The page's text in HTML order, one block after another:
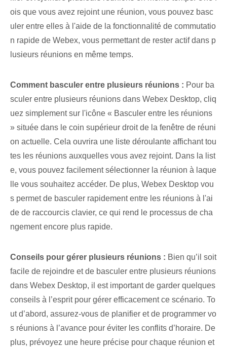
ois que vous avez rejoint une réunion, vous pouvez basc
uler entre elles à l'aide de la fonctionnalité de commutatio
n rapide de Webex, vous permettant de rester actif dans p
lusieurs réunions en même temps.
Comment basculer entre plusieurs réunions : Pour ba
sculer entre plusieurs réunions dans Webex Desktop, cliq
uez simplement sur l'icône « Basculer entre les réunions
» située dans le coin supérieur droit de la fenêtre de réuni
on actuelle. Cela ouvrira une liste déroulante affichant tou
tes les réunions auxquelles vous avez rejoint. Dans la list
e, vous pouvez facilement sélectionner la réunion à laque
lle vous souhaitez accéder. De plus, Webex Desktop vou
s permet de basculer rapidement entre les réunions à l'ai
de de raccourcis clavier, ce qui rend le processus de cha
ngement encore plus rapide.
Conseils pour gérer plusieurs réunions : Bien qu’il soit
facile de rejoindre et de basculer entre plusieurs réunions
dans Webex Desktop, il est important de garder quelques
conseils à l’esprit pour gérer efficacement ce scénario. To
ut d’abord, assurez-vous de planifier et de programmer vo
s réunions à l’avance pour éviter les conflits d’horaire. De
plus, prévoyez une heure précise pour chaque réunion et